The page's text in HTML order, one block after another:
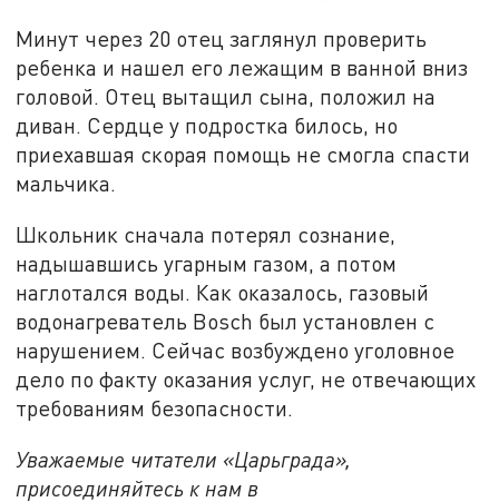
Минут через 20 отец заглянул проверить
ребенка и нашел его лежащим в ванной вниз
головой. Отец вытащил сына, положил на
диван. Сердце у подростка билось, но
приехавшая скорая помощь не смогла спасти
мальчика.
Школьник сначала потерял сознание,
надышавшись угарным газом, а потом
наглотался воды. Как оказалось, газовый
водонагреватель Bosch был установлен с
нарушением. Сейчас возбуждено уголовное
дело по факту оказания услуг, не отвечающих
требованиям безопасности.
Уважаемые читатели «Царьграда»,
присоединяйтесь к нам в